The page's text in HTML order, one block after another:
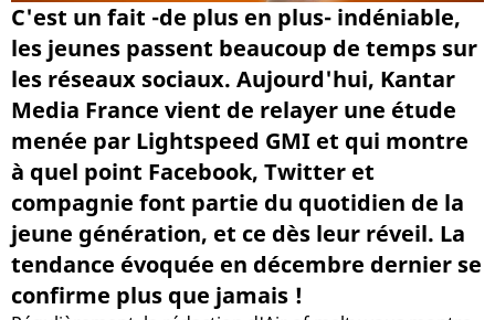
C'est un fait -de plus en plus- indéniable,
les jeunes passent beaucoup de temps sur
les réseaux sociaux. Aujourd'hui, Kantar
Media France vient de relayer une étude
menée par Lightspeed GMI et qui montre
à quel point Facebook, Twitter et
compagnie font partie du quotidien de la
jeune génération, et ce dès leur réveil. La
tendance évoquée en décembre dernier se
confirme plus que jamais !